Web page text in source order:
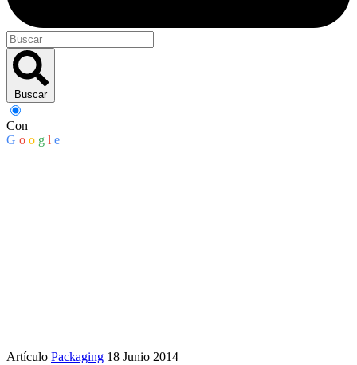
Buscar
Con
G o o g l e
Artículo Packaging 18 Junio 2014